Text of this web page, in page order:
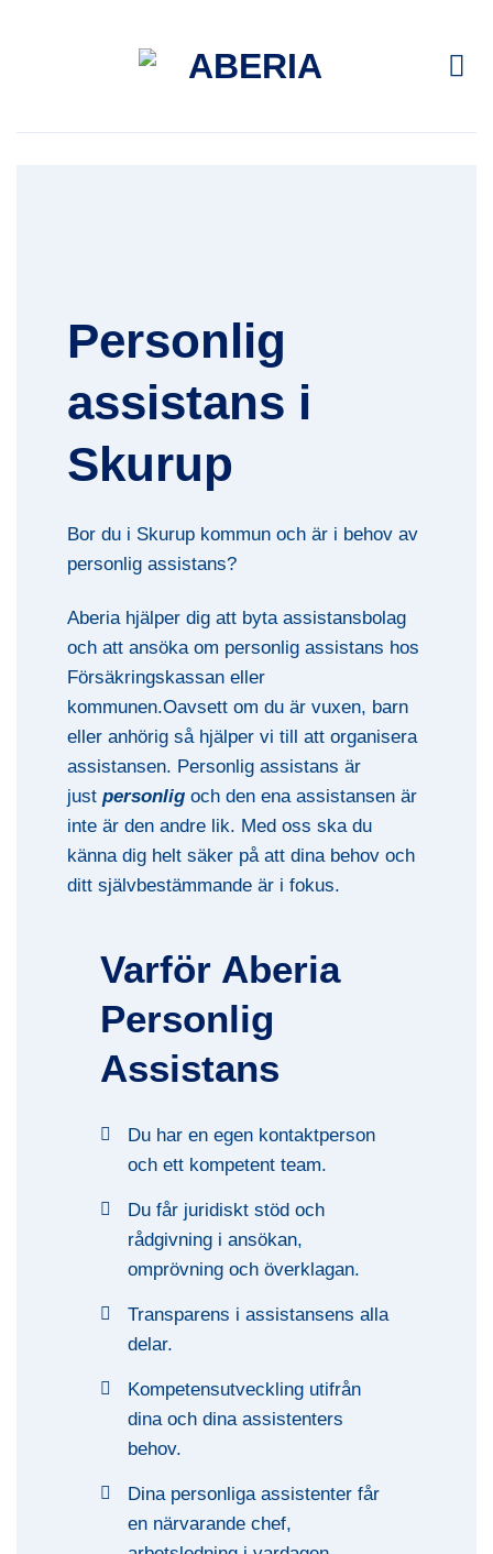
Personlig
assistans i
Skurup
Bor du i Skurup kommun och är i behov av
personlig assistans?
Aberia hjälper dig att byta assistansbolag
och att ansöka om personlig assistans hos
Försäkringskassan eller
kommunen.Oavsett om du är vuxen, barn
eller anhörig så hjälper vi till att organisera
assistansen. Personlig assistans är
justpersonligoch den ena assistansen är
inte är den andre lik. Med oss ska du
känna dig helt säker på att dina behov och
ditt självbestämmande är i fokus.
Varför Aberia
Personlig
Assistans
Du har en egen kontaktperson
och ett kompetent team.
Du får juridiskt stöd och
rådgivning i ansökan,
omprövning och överklagan.
Transparens i assistansens alla
delar.
Kompetensutveckling utifrån
dina och dina assistenters
behov.
Dina personliga assistenter får
en närvarande chef,